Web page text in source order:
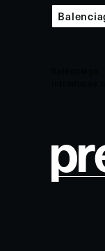
balenciaga
introduces